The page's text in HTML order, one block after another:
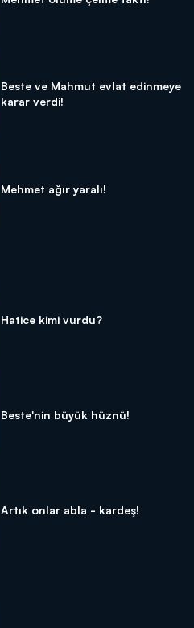
Beste ve Mahmut evlat edinmeye
karar verdi!
Mehmet ağır yaralı!
Hatice kimi vurdu?
Beste'nin büyük hüznü!
Artık onlar abla - kardeş!